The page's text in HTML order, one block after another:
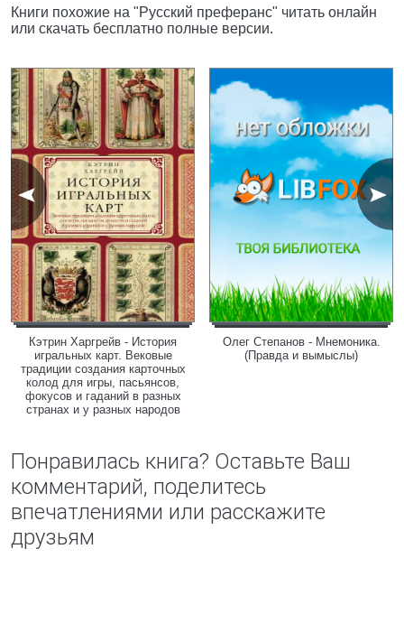
Книги похожие на "Русский преферанс" читать онлайн
или скачать бесплатно полные версии.
Кэтрин Харгрейв - История
игральных карт. Вековые
традиции создания карточных
колод для игры, пасьянсов,
фокусов и гаданий в разных
странах и у разных народов
Олег Степанов - Мнемоника.
(Правда и вымыслы)
Понравилась книга? Оставьте Ваш
комментарий, поделитесь
впечатлениями или расскажите
друзьям